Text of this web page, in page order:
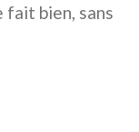
fait bien, sans